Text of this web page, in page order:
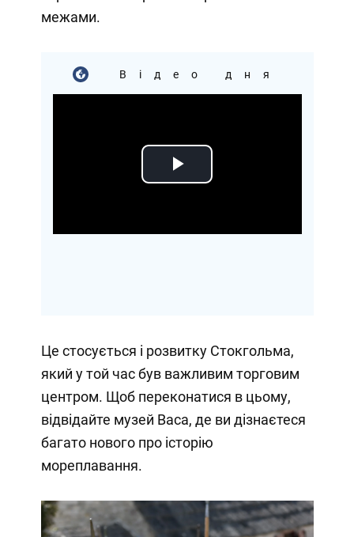
межами.
Відео дня
Play
Це стосується і розвитку Стокгольма,
який у той час був важливим торговим
центром. Щоб переконатися в цьому,
відвідайте музей Васа, де ви дізнаєтеся
багато нового про історію
мореплавання.